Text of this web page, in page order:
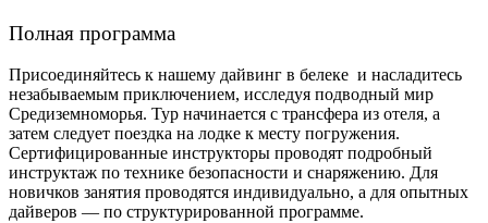
Полная программа
Присоединяйтесь к нашему дайвинг в белеке и насладитесь
незабываемым приключением, исследуя подводный мир
Средиземноморья. Тур начинается с трансфера из отеля, а
затем следует поездка на лодке к месту погружения.
Сертифицированные инструкторы проводят подробный
инструктаж по технике безопасности и снаряжению. Для
новичков занятия проводятся индивидуально, а для опытных
дайверов — по структурированной программе.